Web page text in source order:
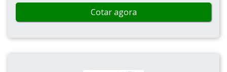
Cotar agora